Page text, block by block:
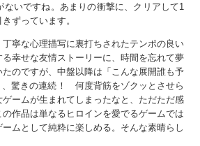
ないですね。あまりの衝撃に、クリアして1
ずっています。
寧な心理描写に裏打ちされたテンポの良い
幸せな友情ストーリーに、時間を忘れて夢
のですが、中盤以降は「こんな展開誰も予
驚きの連続！ 何度背筋をゾクッとさせら
ームが生まれてしまったなと、ただただ感
作品は単なるヒロインを愛でるゲームでは
ムとして純粋に楽しめる。そんな素晴らし